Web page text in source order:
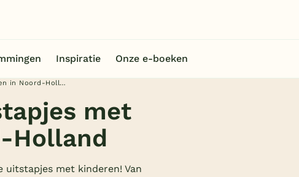
Inspiratie Onze e-boeken
De 23 leukste uitstapjes met kinderen in Noord-Holland
met
Holland
met kinderen! Van